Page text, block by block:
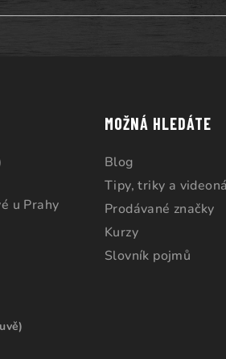
u Prahy
MOŽNÁ HLEDÁTE
Blog
Tipy, triky a
Prodávané značky
Kurzy
Slovník pojmů